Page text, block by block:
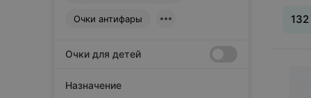
Exte
Fabia Monti
Очки антифары
Очки для детей
Назначение
132